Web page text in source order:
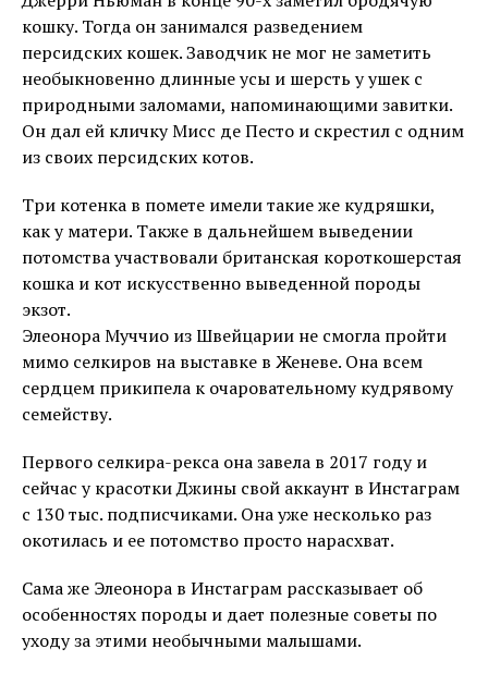
кошку. Тогда он занимался разведением
персидских кошек. Заводчик не мог не заметить
необыкновенно длинные усы и шерсть у ушек с
природными заломами, напоминающими завитки.
Он дал ей кличку Мисс де Песто и скрестил с одним
из своих персидских котов.
Три котенка в помете имели такие же кудряшки,
как у матери. Также в дальнейшем выведении
потомства участвовали британская короткошерстая
кошка и кот искусственно выведенной породы
экзот.
Элеонора Муччио из Швейцарии не смогла пройти
мимо селкиров на выставке в Женеве. Она всем
сердцем прикипела к очаровательному кудрявому
семейству.
Первого селкира-рекса она завела в 2017 году и
сейчас у красотки Джины свой аккаунт в Инстаграм
с 130 тыс. подписчиками. Она уже несколько раз
окотилась и ее потомство просто нарасхват.
Сама же Элеонора в Инстаграм рассказывает об
особенностях породы и дает полезные советы по
уходу за этими необычными малышами.